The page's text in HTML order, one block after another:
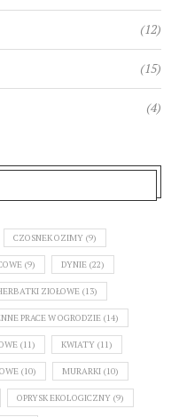
(12)
(15)
(4)
CZOSNEK OZIMY (9)
(9) DYNIE (22)
ZIOŁOWE (13)
PRACE W OGRODZIE (14)
(11) KWIATY (11)
(10) MURARKI (10)
OPRYSK EKOLOGICZNY (9)